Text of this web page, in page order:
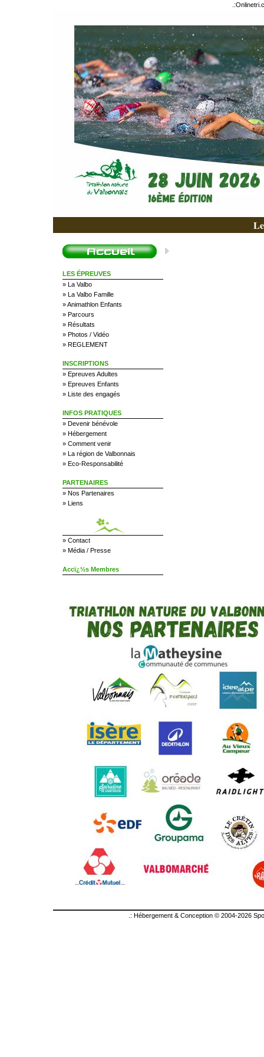
.:
LES ÉPREUVES
» La Valbo
» La Valbo Famille
»Animathlon Enfants
» Parcours
» Résultats
» Photos / Vidéo
» REGLEMENT
INSCRIPTIONS
» Epreuves Adultes
» Epreuves Enfants
» Liste des engagés
INFOS PRATIQUES
» Devenir bénévole
» Hébergement
» Comment venir
» La région de Valbonnais
» Eco-Responsabilité
PARTENAIRES
» Nos Partenaires
» Liens
» Contact
» Média / Presse
Accï¿½s Membres
.: Hébergement & Conception © 2004-2026